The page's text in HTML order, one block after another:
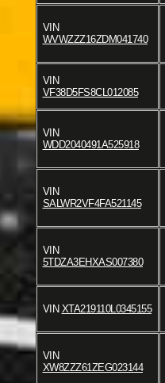
VIN
WVWZZZ16ZDM041740
VIN
VF38D5FS8CL012085
VIN
WDD2040491A525918
VIN
SALWR2VF4FA521145
VIN
5TDZA3EHXAS007380
VIN XTA219110L0345155
VIN
XW8ZZZ61ZEG023144